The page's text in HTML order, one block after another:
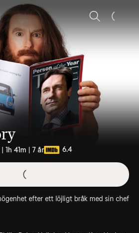
Sök
1h 41m | 7 år 6.4
efter ett löjligt bråk med sin chef